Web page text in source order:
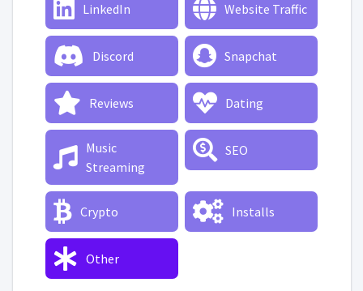
LinkedIn Website Traffic
Discord Snapchat
Reviews Dating
Music
Streaming
SEO
Crypto Installs
Other